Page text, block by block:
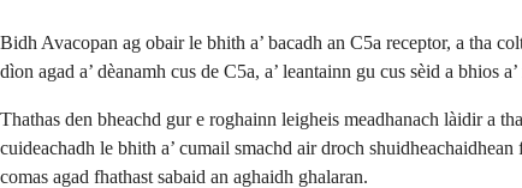
Bidh Avacopan ag obair le bhith a’ bacadh an C5a receptor, a tha
dìon agad a’ dèanamh cus de C5a, a’ leantainn gu cus sèid a bhios
Thathas den bheachd gur e roghainn leigheis meadhanach làidir a
cuideachadh le bhith a’ cumail smachd air droch
comas agad fhathast sabaid an aghaidh ghalaran.